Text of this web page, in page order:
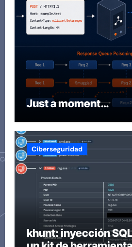
Just a moment…
Ciberseguridad
khunt: inyección